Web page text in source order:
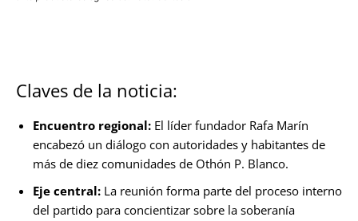
Claves de la noticia:
Encuentro regional: El líder fundador Rafa Marín
encabezó un diálogo con autoridades y habitantes de
más de diez comunidades de Othón P. Blanco.
Eje central: La reunión forma parte del proceso interno
del partido para concientizar sobre la soberanía